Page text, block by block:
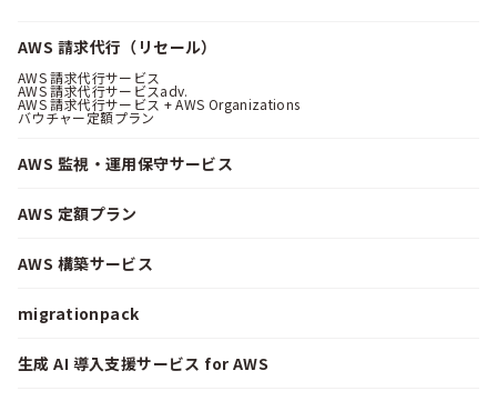
AWS 請求代行（リセール）
AWS 請求代行サービス
AWS 請求代行サービスadv.
AWS 請求代行サービス + AWS Organizations
バウチャー定額プラン
AWS 監視・運用保守サービス
AWS 定額プラン
AWS 構築サービス
migrationpack
生成 AI 導入支援サービス for AWS